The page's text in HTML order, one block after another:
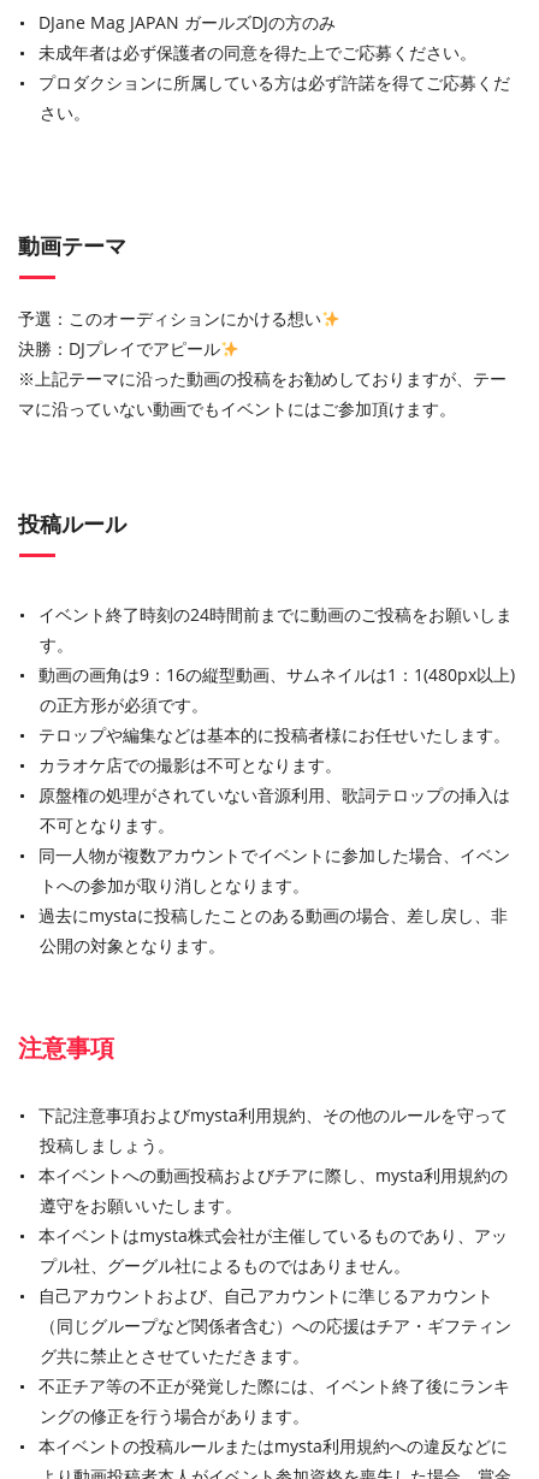
DJane Mag JAPAN ガールズDJの方のみ
未成年者は必ず保護者の同意を得た上でご応募ください。
プロダクションに所属している方は必ず許諾を得てご応募くだ
さい。
動画テーマ
予選：このオーディションにかける想い
決勝：DJプレイでアピール
※上記テーマに沿った動画の投稿をお勧めしておりますが、テー
マに沿っていない動画でもイベントにはご参加頂けます。
投稿ルール
イベント終了時刻の24時間前までに動画のご投稿をお願いしま
す。
動画の画角は9：16の縦型動画、サムネイルは1：1(480px以上)
の正方形が必須です。
テロップや編集などは基本的に投稿者様にお任せいたします。
カラオケ店での撮影は不可となります。
原盤権の処理がされていない音源利用、歌詞テロップの挿入は
不可となります。
同一人物が複数アカウントでイベントに参加した場合、イベン
トへの参加が取り消しとなります。
過去にmystaに投稿したことのある動画の場合、差し戻し、非
公開の対象となります。
注意事項
下記注意事項およびmysta利用規約、その他のルールを守って
投稿しましょう。
本イベントへの動画投稿およびチアに際し、mysta利用規約の
遵守をお願いいたします。
本イベントはmysta株式会社が主催しているものであり、アッ
プル社、グーグル社によるものではありません。
自己アカウントおよび、自己アカウントに準じるアカウント
（同じグループなど関係者含む）への応援はチア・ギフティン
グ共に禁止とさせていただきます。
不正チア等の不正が発覚した際には、イベント終了後にランキ
ングの修正を行う場合があります。
本イベントの投稿ルールまたはmysta利用規約への違反などに